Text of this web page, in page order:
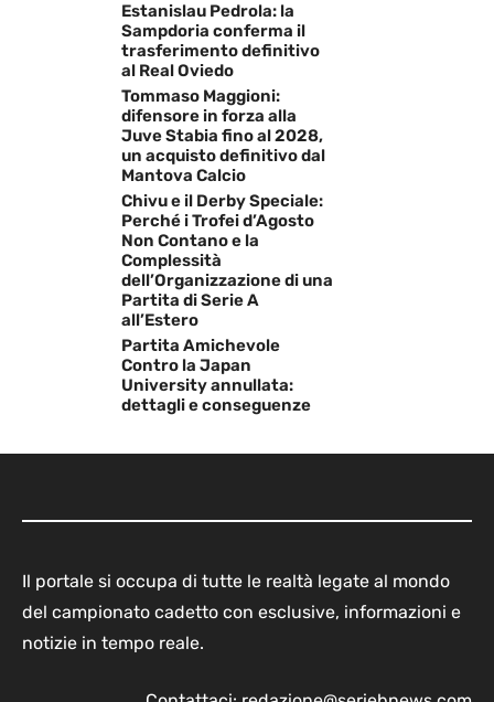
Estanislau Pedrola: la
Sampdoria conferma il
trasferimento definitivo
al Real Oviedo
Tommaso Maggioni:
difensore in forza alla
Juve Stabia fino al 2028,
un acquisto definitivo dal
Mantova Calcio
Chivu e il Derby Speciale:
Perché i Trofei d’Agosto
Non Contano e la
Complessità
dell’Organizzazione di una
Partita di Serie A
all’Estero
Partita Amichevole
Contro la Japan
University annullata:
dettagli e conseguenze
Il portale si occupa di tutte le realtà legate al mondo
del campionato cadetto con esclusive, informazioni e
notizie in tempo reale.